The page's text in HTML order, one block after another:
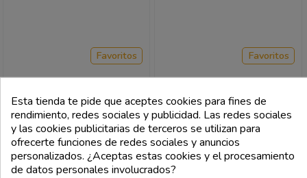
VENTOLAIO
Rosso Di Montalcino Doc 2019 -
Ventolaio
Precio
16,99 €
Favoritos
VENTOLAIO
Brunello Di Montalcino Docg 2015
- Ventolaio
Precio
37,00 €
Favoritos
Esta tienda te pide que aceptes cookies para fines de
rendimiento, redes sociales y publicidad. Las redes sociales
y las cookies publicitarias de terceros se utilizan para
ofrecerte funciones de redes sociales y anuncios
personalizados. ¿Aceptas estas cookies y el procesamiento
de datos personales involucrados?